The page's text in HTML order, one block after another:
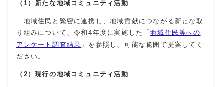
（1）新たな地域コミュニティ活動
地域住民と緊密に連携し、地域貢献につながる新たな取
り組みについて、令和4年度に実施した「地域住民等への
アンケート調査結果 」を参照し、可能な範囲で提案してく
ださい。
（2）現行の地域コミュニティ活動